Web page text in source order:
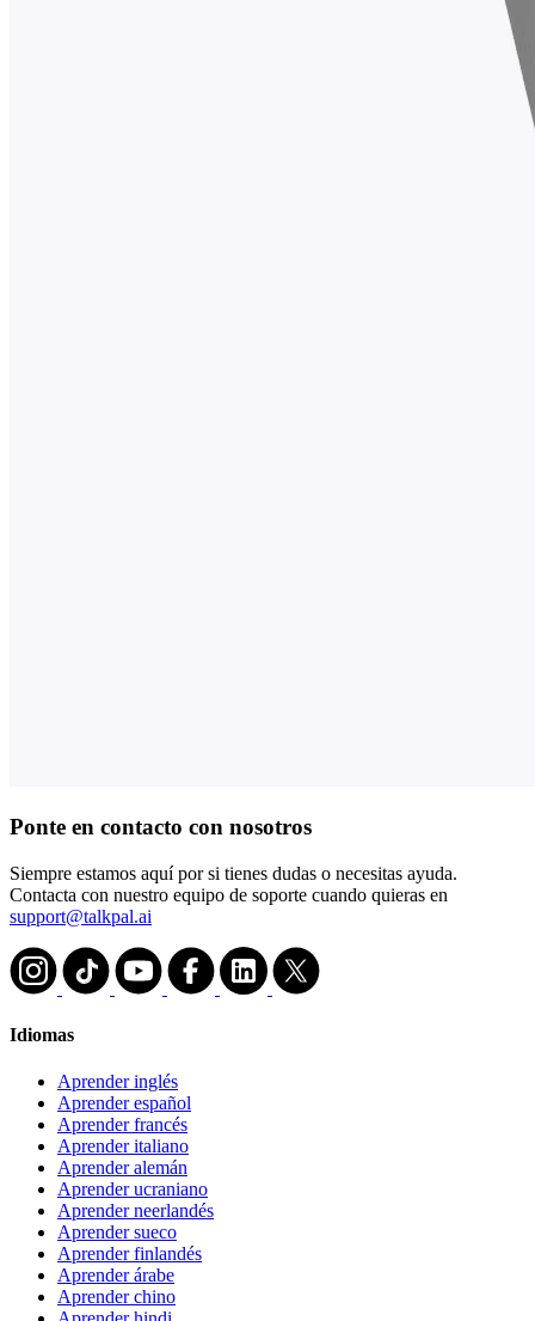
Ponte en contacto con nosotros
Siempre estamos aquí por si tienes dudas o necesitas ayuda.
Contacta con nuestro equipo de soporte cuando quieras en
support@talkpal.ai
Idiomas
Aprender inglés
Aprender español
Aprender francés
Aprender italiano
Aprender alemán
Aprender ucraniano
Aprender neerlandés
Aprender sueco
Aprender finlandés
Aprender árabe
Aprender chino